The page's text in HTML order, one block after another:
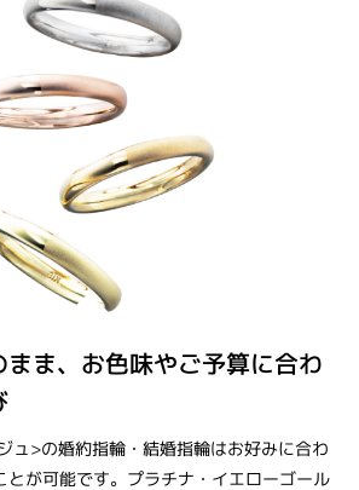
ま、お色味やご予算に合わ
ュ>の婚約指輪・結婚指輪はお好みに合わ
とが可能です。プラチナ・イエローゴール